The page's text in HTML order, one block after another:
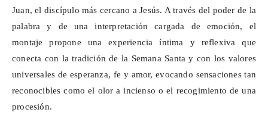
Juan, el discípulo más cercano a Jesús. A través del poder de la
palabra y de una interpretación cargada de emoción, el
montaje propone una experiencia íntima y reflexiva que
conecta con la tradición de la Semana Santa y con los valores
universales de esperanza, fe y amor, evocando sensaciones tan
reconocibles como el olor a incienso o el recogimiento de una
procesión.